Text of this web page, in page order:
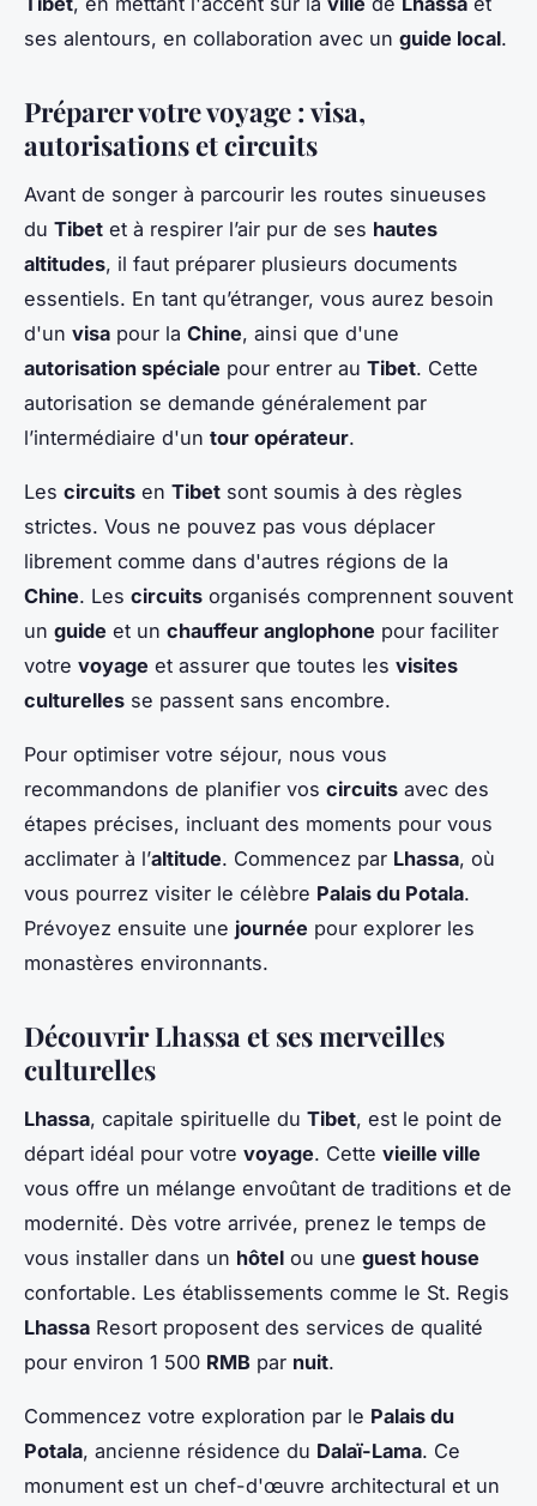
ses alentours, en collaboration avec un guide local.
Préparer votre voyage : visa,
autorisations et circuits
Avant de songer à parcourir les routes sinueuses
du Tibet et à respirer l’air pur de ses hautes
altitudes, il faut préparer plusieurs documents
essentiels. En tant qu’étranger, vous aurez besoin
d'un visa pour la Chine, ainsi que d'une
autorisation spéciale pour entrer au Tibet. Cette
autorisation se demande généralement par
l’intermédiaire d'un tour opérateur.
Les circuits en Tibet sont soumis à des règles
strictes. Vous ne pouvez pas vous déplacer
librement comme dans d'autres régions de la
Chine. Les circuits organisés comprennent souvent
un guide et un chauffeur anglophone pour faciliter
votre voyage et assurer que toutes les visites
culturelles se passent sans encombre.
Pour optimiser votre séjour, nous vous
recommandons de planifier vos circuits avec des
étapes précises, incluant des moments pour vous
acclimater à l’altitude. Commencez par Lhassa, où
vous pourrez visiter le célèbre Palais du Potala.
Prévoyez ensuite une journée pour explorer les
monastères environnants.
Découvrir Lhassa et ses merveilles
culturelles
Lhassa, capitale spirituelle du Tibet, est le point de
départ idéal pour votre voyage. Cette vieille ville
vous offre un mélange envoûtant de traditions et de
modernité. Dès votre arrivée, prenez le temps de
vous installer dans un hôtel ou une guest house
confortable. Les établissements comme le St. Regis
Lhassa Resort proposent des services de qualité
pour environ 1 500 RMB par nuit.
Commencez votre exploration par le Palais du
Potala, ancienne résidence du Dalaï-Lama. Ce
monument est un chef-d'œuvre architectural et un